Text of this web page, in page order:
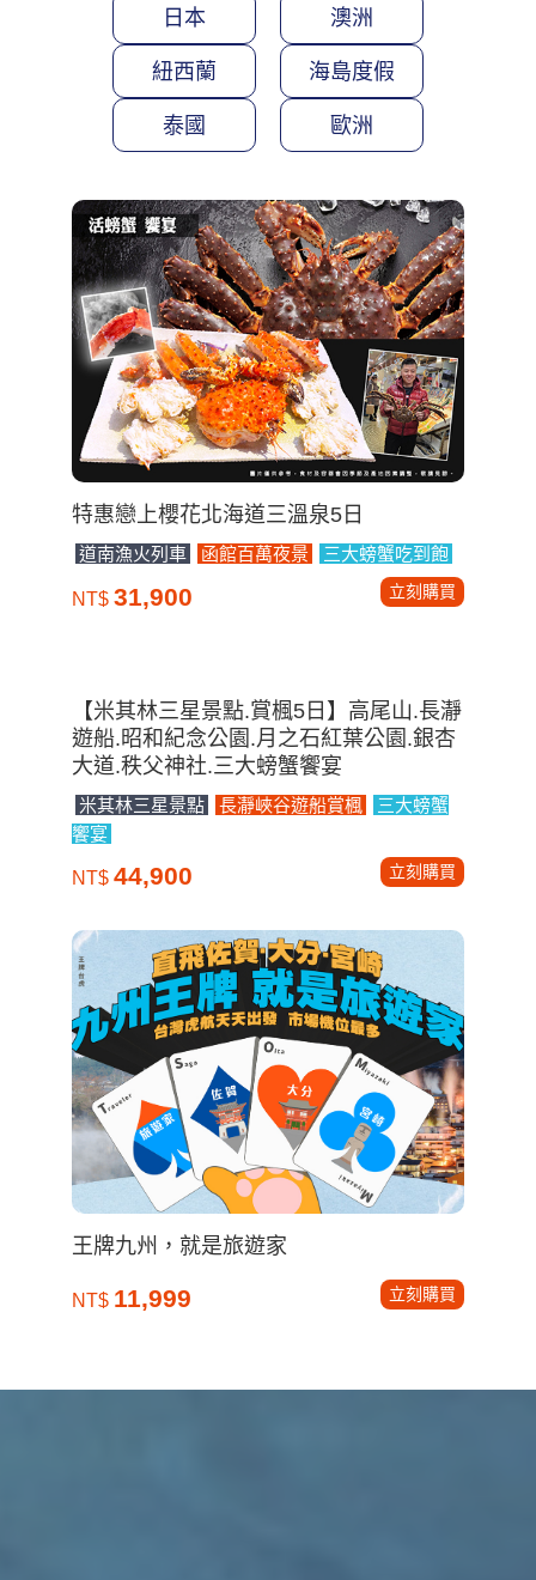
日本 澳洲
紐西蘭 海島度假
泰國 歐洲
特惠戀上櫻花北海道三溫泉5日
道南漁火列車 函館百萬夜景 三大螃蟹吃到飽
NT$ 31,900 立刻購買
【米其林三星景點.賞楓5日】高尾山.長瀞
遊船.昭和紀念公園.月之石紅葉公園.銀杏
大道.秩父神社.三大螃蟹饗宴
米其林三星景點 長瀞峽谷遊船賞楓
三大螃蟹
饗宴
NT$ 44,900 立刻購買
王牌九州，就是旅遊家
NT$ 11,999 立刻購買